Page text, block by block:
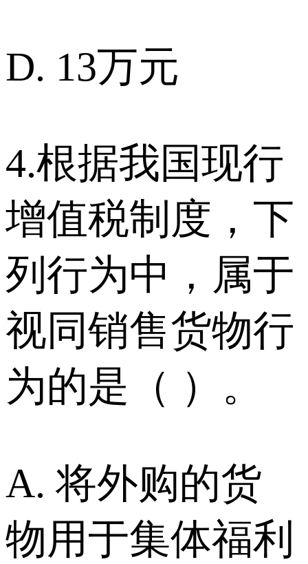
D. 13万元
4.根据我国现行
增值税制度，下
列行为中，属于
视同销售货物行
为的是（ ）。
A. 将外购的货
物用于集体福利